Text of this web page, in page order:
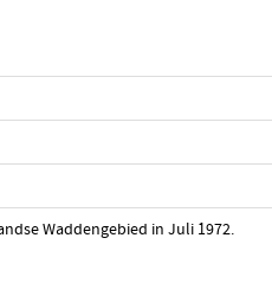
Waddengebied in Juli 1972.